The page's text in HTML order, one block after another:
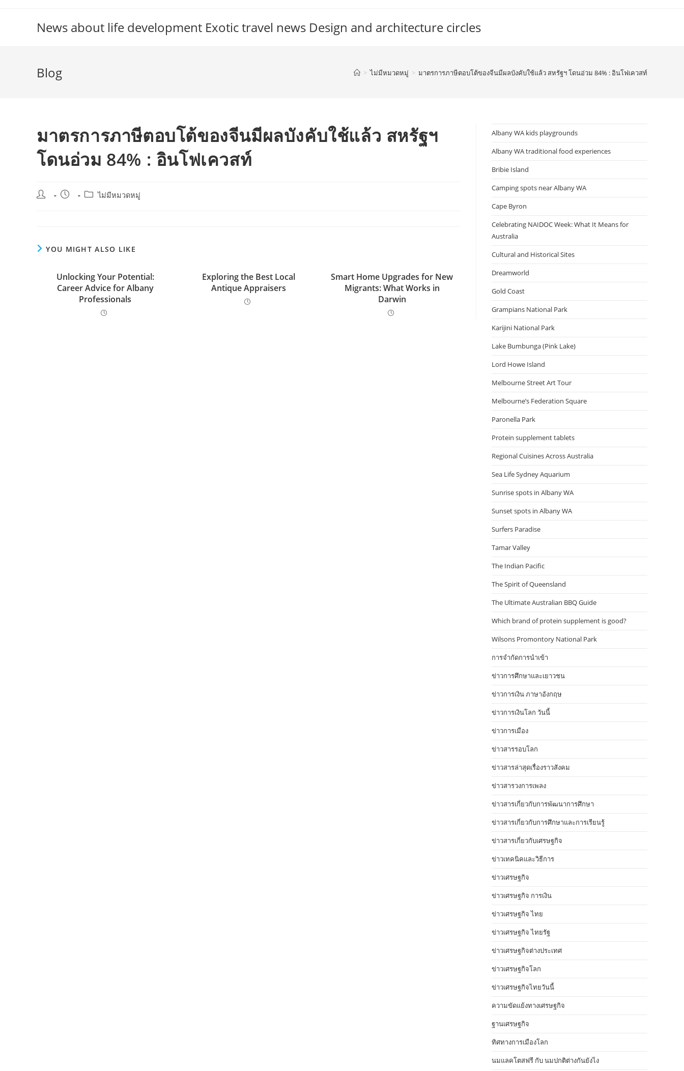
News about life development Exotic travel news Design and architecture circles
Blog > ไม่มีหมวดหมู่ > มาตรการภาษีตอบโต้ของจีนมีผลบังคับใช้แล้ว สหรัฐฯ โดนอ่วม 84% : อินโฟเควสท์
มาตรการภาษีตอบโต้ของจีนมีผลบังคับใช้แล้ว สหรัฐฯ
โดนอ่วม 84% : อินโฟเควสท์
Post
Post
Postไม่มีหมวดหมู่
YOU MIGHT ALSO LIKE
Unlocking Your Potential:
Career Advice for Albany
Professionals
Exploring the Best Local
Antique Appraisers
Smart Home Upgrades for New
Migrants: What Works in
Darwin
Albany WA kids playgrounds
Albany WA traditional food experiences
Bribie Island
Camping spots near Albany WA
Cape Byron
Celebrating NAIDOC Week: What It Means for
Australia
Cultural and Historical Sites
Dreamworld
Gold Coast
Grampians National Park
Karijini National Park
Lake Bumbunga (Pink Lake)
Lord Howe Island
Melbourne Street Art Tour
Melbourne’s Federation Square
Paronella Park
Protein supplement tablets
Regional Cuisines Across Australia
Sea Life Sydney Aquarium
Sunrise spots in Albany WA
Sunset spots in Albany WA
Surfers Paradise
Tamar Valley
The Indian Pacific
The Spirit of Queensland
The Ultimate Australian BBQ Guide
Which brand of protein supplement is good?
Wilsons Promontory National Park
การจำกัดการนำเข้า
ข่าวการศึกษาและเยาวชน
ข่าวการเงิน ภาษาอังกฤษ
ข่าวการเงินโลก วันนี้
ข่าวการเมือง
ข่าวสารรอบโลก
ข่าวสารล่าสุดเรื่องราวสังคม
ข่าวสารวงการเพลง
ข่าวสารเกี่ยวกับการพัฒนาการศึกษา
ข่าวสารเกี่ยวกับการศึกษาและการเรียนรู้
ข่าวสารเกี่ยวกับเศรษฐกิจ
ข่าวเทคนิคและวิธีการ
ข่าวเศรษฐกิจ
ข่าวเศรษฐกิจ การเงิน
ข่าวเศรษฐกิจ ไทย
ข่าวเศรษฐกิจ ไทยรัฐ
ข่าวเศรษฐกิจต่างประเทศ
ข่าวเศรษฐกิจโลก
ข่าวเศรษฐกิจไทยวันนี้
ความขัดแย้งทางเศรษฐกิจ
ฐานเศรษฐกิจ
ทิศทางการเมืองโลก
นมแลคโตสฟรี กับ นมปกติต่างกันยังไง